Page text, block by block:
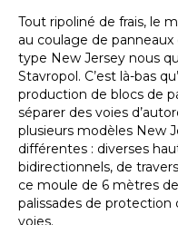
Tout ripoliné de frais, le
au coulage de
type New Jersey nous
Stavropol. C’est là-bas
production de blocs de
séparer des voies
plusieurs modèles New
différentes : diverses
bidirectionnels, de
ce moule de 6 mètres
palissades de protection
voies.